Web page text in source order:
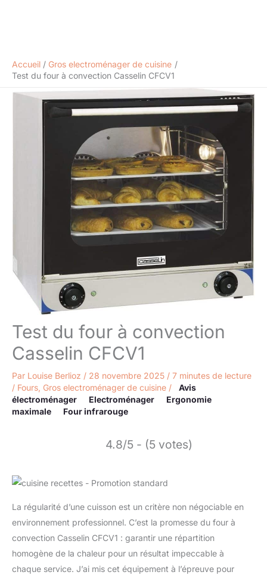
Accueil
Gros electroménager de cuisine
Test du four à convection Casselin CFCV1
Test du four à convection
Casselin CFCV1
Par Louise Berlioz / 28 novembre 2025 / 7 minutes de lecture
/ Fours, Gros electroménager de cuisine /
Avis
électroménager
Electroménager
Ergonomie
maximale
Four infrarouge
4.8/5 - (5 votes)
La régularité d’une cuisson est un critère non négociable en
environnement professionnel. C’est la promesse du four à
convection Casselin CFCV1 : garantir une répartition
homogène de la chaleur pour un résultat impeccable à
chaque service. J’ai mis cet équipement à l’épreuve pour